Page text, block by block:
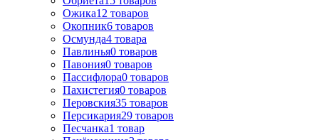
Ожика12 товаров
Окопник6 товаров
Осмунда4 товара
Павлинья0 товаров
Павония0 товаров
Пассифлора0 товаров
Пахистегия0 товаров
Перовския35 товаров
Персикария29 товаров
Песчанка1 товар